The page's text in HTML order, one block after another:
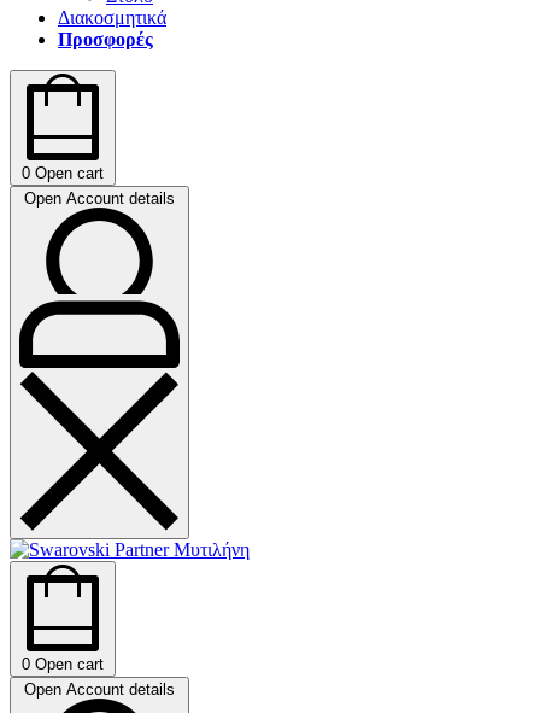
Διακοσμητικά
Προσφορές
0 Open cart
Open Account details
0 Open cart
Open Account details